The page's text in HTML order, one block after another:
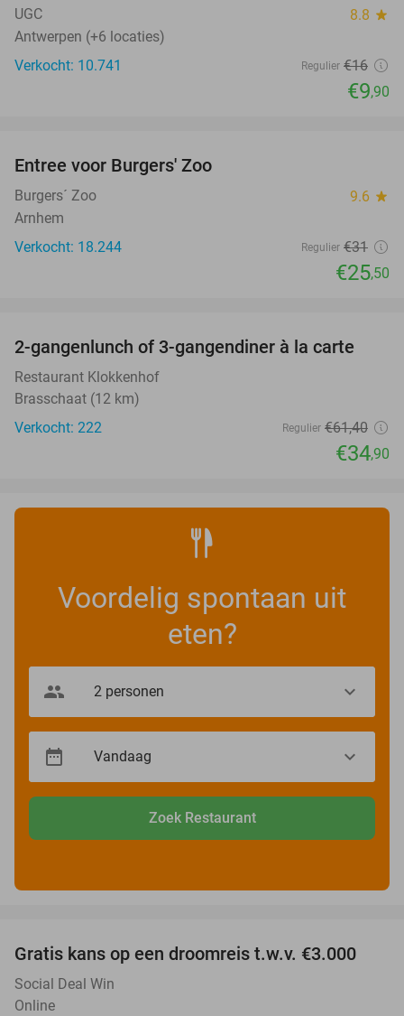
UGC 8.8 star
Antwerpen (+6 locaties)
Verkocht: 10.741
Regulier €16
€9,90
Entree voor Burgers' Zoo
Burgers´ Zoo 9.6 star
Arnhem
Verkocht: 18.244
Regulier €31
€25,50
43%
2-gangenlunch of 3-gangendiner à la carte
Restaurant Klokkenhof
Brasschaat (12 km)
Verkocht: 222
Regulier €61,40
€34,90
Voordelig spontaan uit
eten?
Zoek Restaurant
Gratis kans op een droomreis t.w.v. €3.000
Social Deal Win
Online